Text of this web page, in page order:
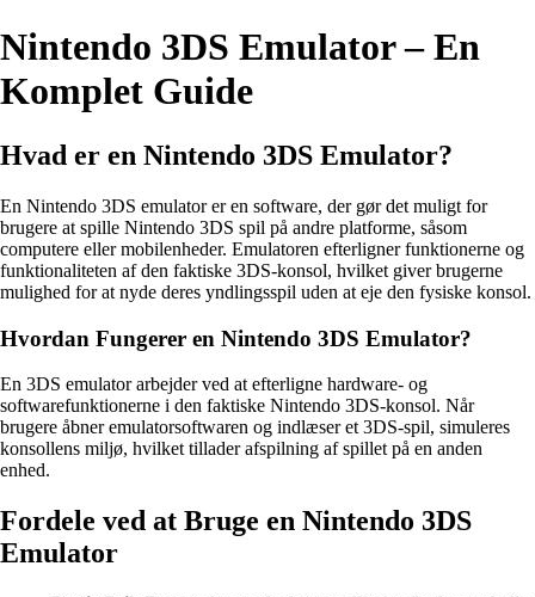
Nintendo 3DS Emulator – En
Komplet Guide
Hvad er en Nintendo 3DS Emulator?
En Nintendo 3DS emulator er en software, der gør det muligt for
brugere at spille Nintendo 3DS spil på andre platforme, såsom
computere eller mobilenheder. Emulatoren efterligner funktionerne og
funktionaliteten af den faktiske 3DS-konsol, hvilket giver brugerne
mulighed for at nyde deres yndlingsspil uden at eje den fysiske konsol.
Hvordan Fungerer en Nintendo 3DS Emulator?
En 3DS emulator arbejder ved at efterligne hardware- og
softwarefunktionerne i den faktiske Nintendo 3DS-konsol. Når
brugere åbner emulatorsoftwaren og indlæser et 3DS-spil, simuleres
konsollens miljø, hvilket tillader afspilning af spillet på en anden
enhed.
Fordele ved at Bruge en Nintendo 3DS
Emulator